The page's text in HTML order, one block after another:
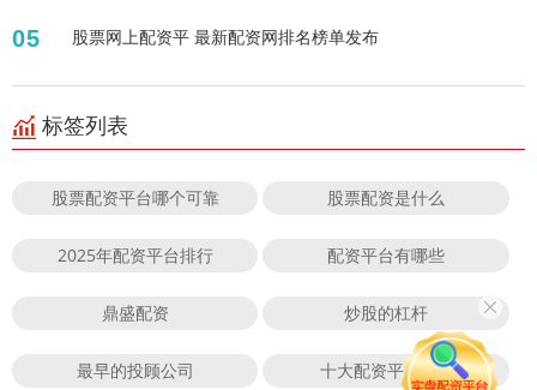
05 股票网上配资平 最新配资网排名榜单发布
标签列表
股票配资平台哪个可靠 股票配资是什么
2025年配资平台排行 配资平台有哪些
鼎盛配资 炒股的杠杆
最早的投顾公司 十大配资平台app